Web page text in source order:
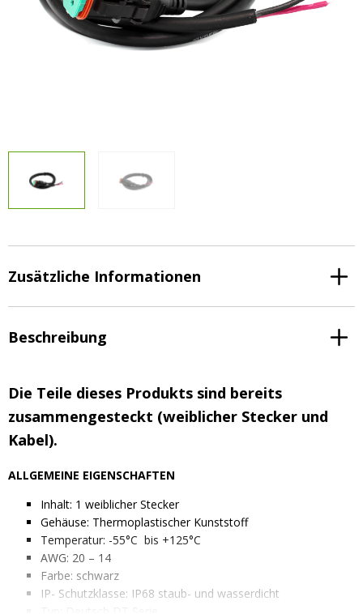
LED Beleuchtungssets
Sonstiges
Agrarled Blog
info@agrarled.de
Vorteilsverpackungen
LED Beleuchtungssets
Zusätzliche Informationen
Beschreibung
Die Teile dieses Produkts sind bereits
zusammengesteckt (weiblicher Stecker und
Kabel).
ALLGEMEINE EIGENSCHAFTEN
Inhalt: 1 weiblicher Stecker
Gehäuse: Thermoplastischer Kunststoff
Temperatur: -55°C bis +125°C
AWG: 20 – 14
Farbe: schwarz
IP- Schutzklasse: IP68 staub- und wasserdicht